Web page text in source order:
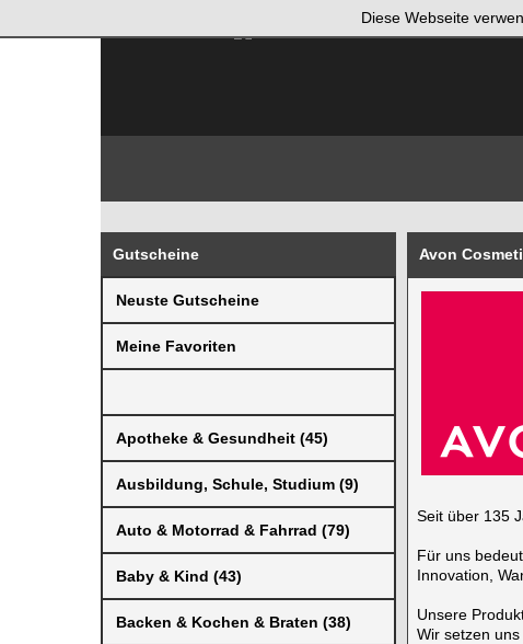
Gutscheine
Neuste Gutscheine
Meine Favoriten
Apotheke & Gesundheit (45)
Ausbildung, Schule, Studium (9)
Auto & Motorrad & Fahrrad (79)
Baby & Kind (43)
Backen & Kochen & Braten (38)
Avon
Seit über 135
Für uns
Innovation,
Unsere
Wir setzen
Diese Webseite